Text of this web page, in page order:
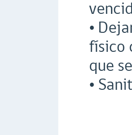
•
físico
que
•